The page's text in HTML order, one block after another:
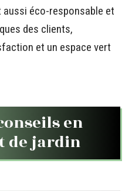
éco-responsable et
des clients,
et un espace vert
en
de jardin